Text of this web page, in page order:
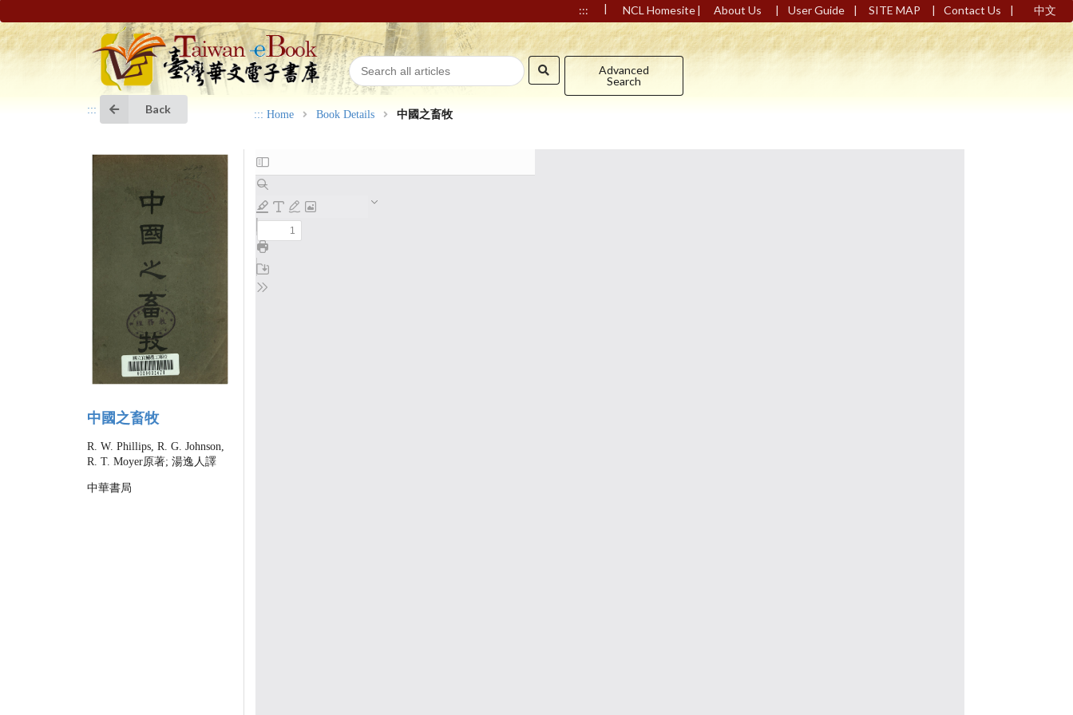
::: | NCL Homesite| About Us | User Guide | SITE MAP | Contact Us | 中文
Advanced
Search
::: Back ::: Home Book Details 中國之畜牧
中國之畜牧
R. W. Phillips, R. G. Johnson,
R. T. Moyer原著; 湯逸人譯
中華書局